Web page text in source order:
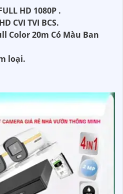
HD 1080P .
CVI TVI BCS.
Color 20m Có Màu Ban
loại.